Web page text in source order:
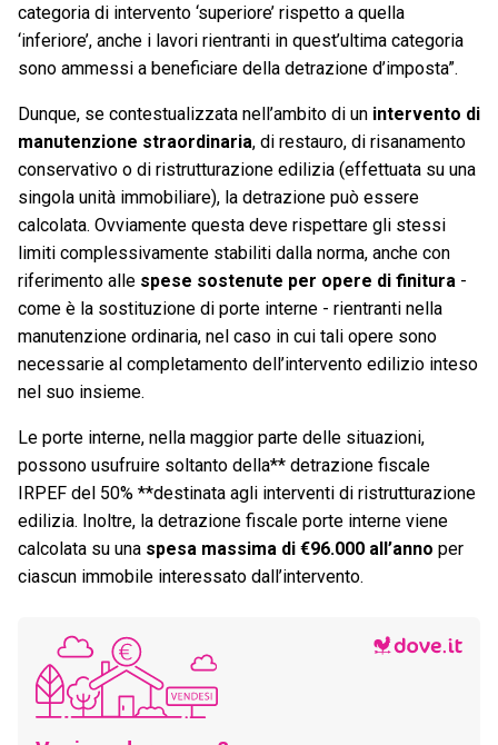
categoria di intervento ‘superiore’ rispetto a quella
‘inferiore’, anche i lavori rientranti in quest’ultima categoria
sono ammessi a beneficiare della detrazione d’imposta”.
Dunque, se contestualizzata nell’ambito di un intervento di
manutenzione straordinaria, di restauro, di risanamento
conservativo o di ristrutturazione edilizia (effettuata su una
singola unità immobiliare), la detrazione può essere
calcolata. Ovviamente questa deve rispettare gli stessi
limiti complessivamente stabiliti dalla norma, anche con
riferimento alle spese sostenute per opere di finitura -
come è la sostituzione di porte interne - rientranti nella
manutenzione ordinaria, nel caso in cui tali opere sono
necessarie al completamento dell’intervento edilizio inteso
nel suo insieme.
Le porte interne, nella maggior parte delle situazioni,
possono usufruire soltanto della** detrazione fiscale
IRPEF del 50% **destinata agli interventi di ristrutturazione
edilizia. Inoltre, la detrazione fiscale porte interne viene
calcolata su una spesa massima di €96.000 all’anno per
ciascun immobile interessato dall’intervento.